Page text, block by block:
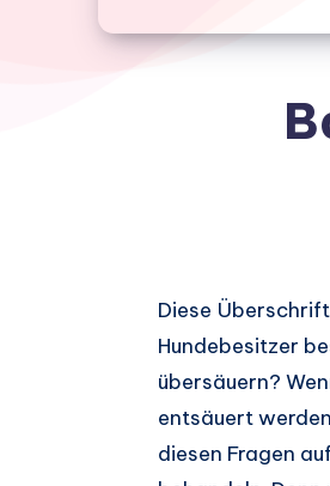
Facebook
Twitter
teilen.
Pinterest
Diese
Hundebesitzer
übersäuern?
entsäuert
diesen Fragen